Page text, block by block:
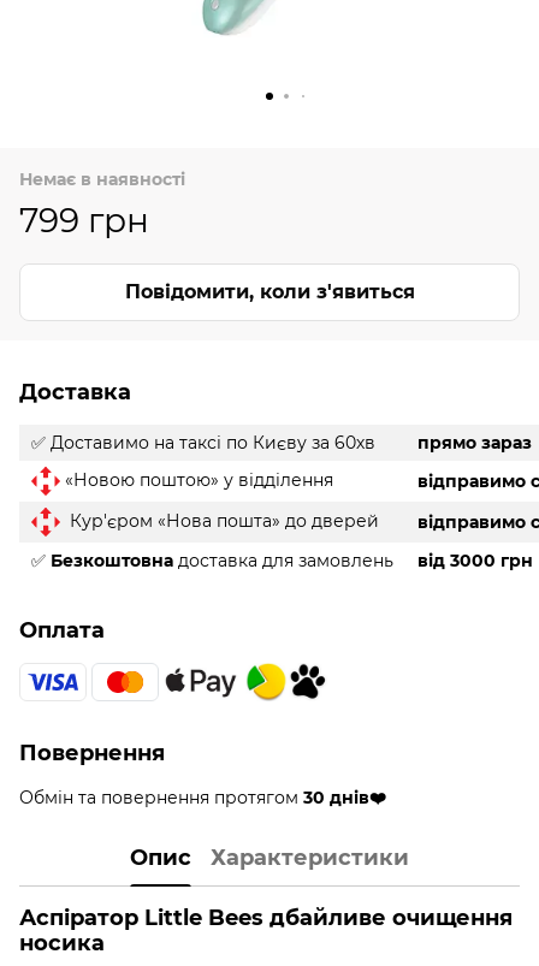
Немає в наявності
799 грн
Повідомити, коли з'явиться
Доставка
✅ Доставимо на таксі по Києву за 60хв
прямо зараз
«Новою поштою» у відділення
відправимо
Кур'єром «Нова пошта» до дверей
відправимо
✅ Безкоштовна доставка для замовлень від 3000 грн
Оплата
Повернення
Обмін та повернення протягом 30 днів❤️
Опис Характеристики
Аспіратор Little Bees дбайливе очищення
носика